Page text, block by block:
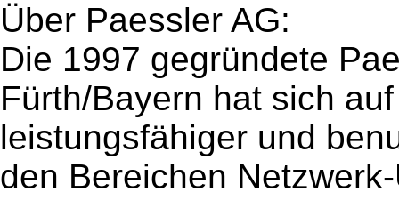
Über Paessler AG:
Die 1997 gegründete
Fürth/Bayern hat sich
leistungsfähiger und
den Bereichen